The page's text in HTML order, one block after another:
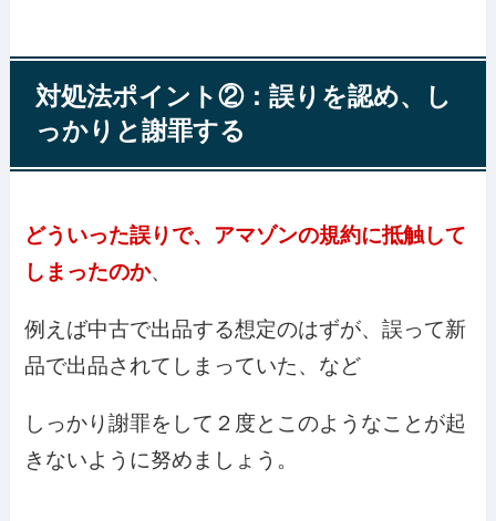
対処法ポイント②：誤りを認め、し
っかりと謝罪する
どういった誤りで、アマゾンの規約に抵触して
しまったのか、
例えば中古で出品する想定のはずが、誤って新
品で出品されてしまっていた、など
しっかり謝罪をして２度とこのようなことが起
きないように努めましょう。